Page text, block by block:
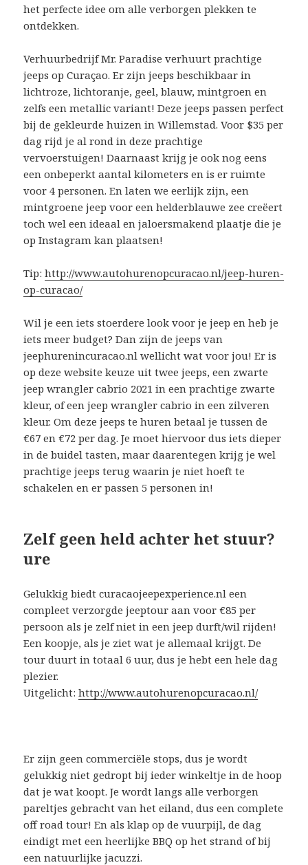
het perfecte idee om alle verborgen plekken te
ontdekken.
Verhuurbedrijf Mr. Paradise verhuurt prachtige
jeeps op Curaçao. Er zijn jeeps beschikbaar in
lichtroze, lichtoranje, geel, blauw, mintgroen en
zelfs een metallic variant! Deze jeeps passen perfect
bij de gekleurde huizen in Willemstad. Voor $35 per
dag rijd je al rond in deze prachtige
vervoerstuigen! Daarnaast krijg je ook nog eens
een onbeperkt aantal kilometers en is er ruimte
voor 4 personen. En laten we eerlijk zijn, een
mintgroene jeep voor een helderblauwe zee creëert
toch wel een ideaal en jaloersmakend plaatje die je
op Instagram kan plaatsen!
Tip:http://www.autohurenopcuracao.nl/jeep-huren-
op-curacao/
Wil je een iets stoerdere look voor je jeep en heb je
iets meer budget? Dan zijn de jeeps van
jeephurenincuracao.nl wellicht wat voor jou! Er is
op deze website keuze uit twee jeeps, een zwarte
jeep wrangler cabrio 2021 in een prachtige zwarte
kleur, of een jeep wrangler cabrio in een zilveren
kleur. Om deze jeeps te huren betaal je tussen de
€67 en €72 per dag. Je moet hiervoor dus iets dieper
in de buidel tasten, maar daarentegen krijg je wel
prachtige jeeps terug waarin je niet hoeft te
schakelen en er passen 5 personen in!
Zelf geen held achter het stuur?
ure
Gelukkig biedt curacaojeepexperience.nl een
compleet verzorgde jeeptour aan voor €85 per
persoon als je zelf niet in een jeep durft/wil rijden!
Een koopje, als je ziet wat je allemaal krijgt. De
tour duurt in totaal 6 uur, dus je hebt een hele dag
plezier.
Uitgelicht:http://www.autohurenopcuracao.nl/
Er zijn geen commerciële stops, dus je wordt
gelukkig niet gedropt bij ieder winkeltje in de hoop
dat je wat koopt. Je wordt langs alle verborgen
pareltjes gebracht van het eiland, dus een complete
off road tour! En als klap op de vuurpijl, de dag
eindigt met een heerlijke BBQ op het strand of bij
een natuurlijke jacuzzi.